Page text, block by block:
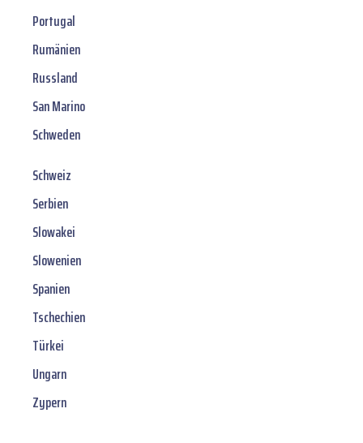
Portugal
Rumänien
Russland
San Marino
Schweden
Schweiz
Serbien
Slowakei
Slowenien
Spanien
Tschechien
Türkei
Ungarn
Zypern